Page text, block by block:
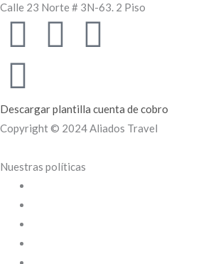
Calle 23 Norte # 3N-63. 2 Piso
F
a
c
e
b
o
o
I
s
t
a
L
n
k
Descargar plantilla cuenta de cobro
Copyright © 2024 Aliados Travel
Nuestras políticas